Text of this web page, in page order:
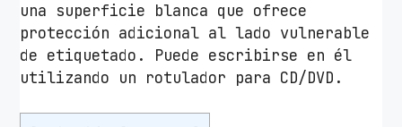
una superficie blanca que ofrece
protección adicional al lado vulnerable
de etiquetado. Puede escribirse en él
utilizando un rotulador para CD/DVD.